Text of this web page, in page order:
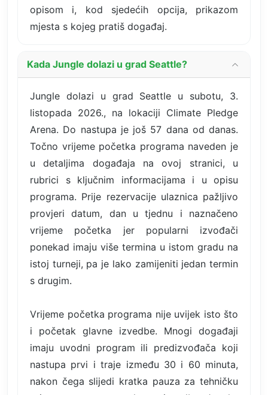
opisom i, kod sjedećih opcija, prikazom
mjesta s kojeg pratiš događaj.
Kada Jungle dolazi u grad Seattle?
Jungle dolazi u grad Seattle u subotu, 3.
listopada 2026., na lokaciji Climate Pledge
Arena. Do nastupa je još 57 dana od danas.
Točno vrijeme početka programa naveden je
u detaljima događaja na ovoj stranici, u
rubrici s ključnim informacijama i u opisu
programa. Prije rezervacije ulaznica pažljivo
provjeri datum, dan u tjednu i naznačeno
vrijeme početka jer popularni izvođači
ponekad imaju više termina u istom gradu na
istoj turneji, pa je lako zamijeniti jedan termin
s drugim.
Vrijeme početka programa nije uvijek isto što
i početak glavne izvedbe. Mnogi događaji
imaju uvodni program ili predizvođača koji
nastupa prvi i traje između 30 i 60 minuta,
nakon čega slijedi kratka pauza za tehničku